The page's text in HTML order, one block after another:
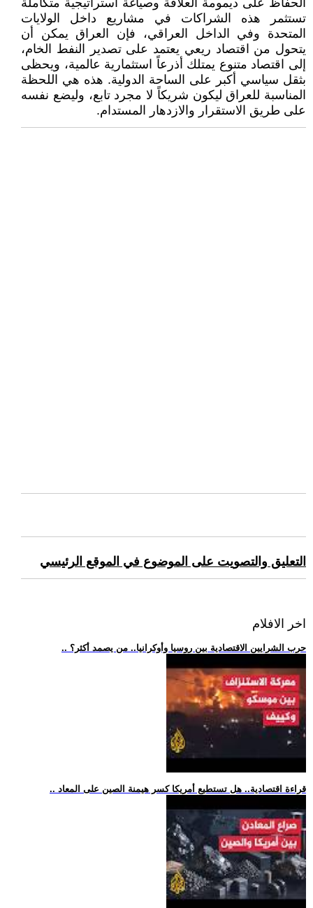
الحفاظ على ديمومة العلاقة وصياغة استراتيجية متكاملة
تستثمر هذه الشراكات في مشاريع داخل الولايات
المتحدة وفي الداخل العراقي، فإن العراق يمكن أن
يتحول من اقتصاد ريعي يعتمد على تصدير النفط الخام،
إلى اقتصاد متنوع يمتلك أذرعاً استثمارية عالمية، ويحظى
بثقل سياسي أكبر على الساحة الدولية. هذه هي اللحظة
المناسبة للعراق ليكون شريكاً لا مجرد تابع، وليضع نفسه
على طريق الاستقرار والازدهار المستدام.
التعليق والتصويت على الموضوع في الموقع الرئيسي
اخر الافلام
.. حرب الشرايين الاقتصادية بين روسيا وأوكرانيا.. من يصمد أكثر؟
.. قراءة اقتصادية.. هل تستطيع أمريكا كسر هيمنة الصين على المعاد